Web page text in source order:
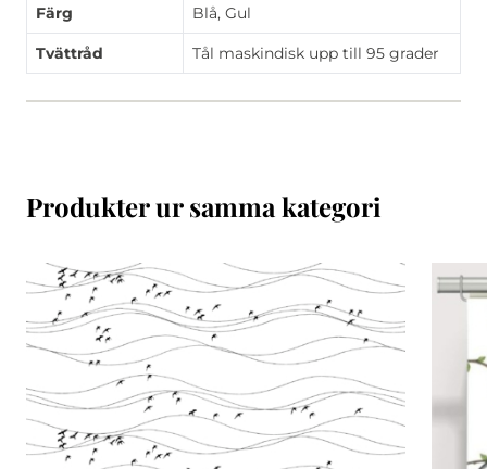
Färg Blå, Gul
Tvättråd Tål maskindisk upp till 95 grader
Produkter ur samma kategori